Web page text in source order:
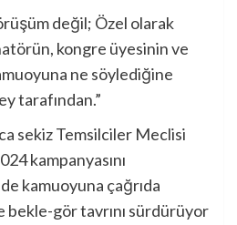
değil; Özel olarak
kongre üyesinin ve
ne söylediğine
tarafından.”
sekiz Temsilciler Meclisi
kampanyasını
kamuoyuna çağrıda
gör tavrını sürdürüyor